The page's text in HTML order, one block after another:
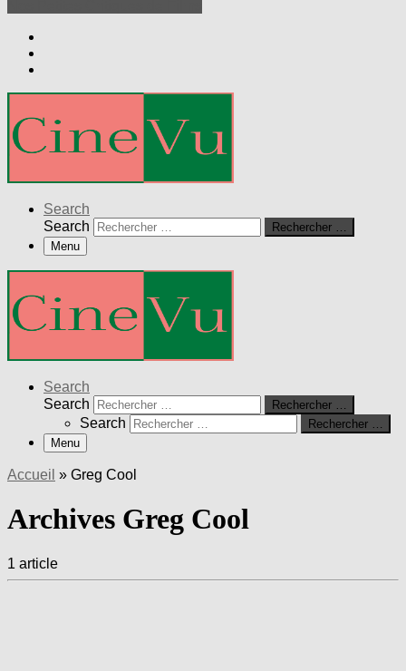
Search
Search
Rechercher …
Menu
Search
Search
Rechercher …
Search
Rechercher …
Menu
Accueil » Greg Cool
Archives Greg Cool
1 article